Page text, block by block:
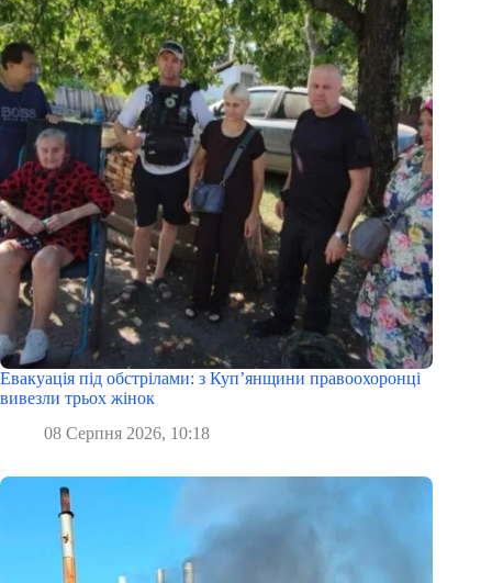
Евакуація під обстрілами: з Куп’янщини правоохоронці
вивезли трьох жінок
08 Серпня 2026, 10:18